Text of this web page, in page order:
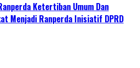
Ketertiban Umum Dan
Menjadi Ranperda Inisiatif DPRD